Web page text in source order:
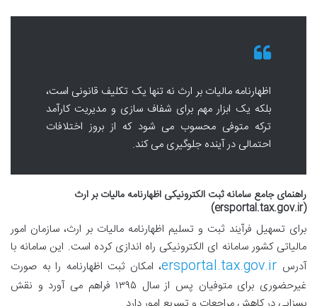
اظهارنامه مالیات بر ارث نه تنها یک تکلیف قانونی است،
بلکه یک ابزار مهم برای شفاف سازی و مدیریت کارآمد
ترکه متوفی محسوب می شود که از بروز اختلافات
احتمالی در آینده جلوگیری می کند.
راهنمای جامع سامانه ثبت الکترونیکی اظهارنامه مالیات بر ارث
(ersportal.tax.gov.ir)
برای تسهیل فرآیند ثبت و تسلیم اظهارنامه مالیات بر ارث، سازمان امور
مالیاتی کشور سامانه ای الکترونیکی راه اندازی کرده است. این سامانه با
آدرس ersportal.tax.gov.ir، امکان ثبت اظهارنامه را به صورت
غیرحضوری برای متوفیان پس از سال ۱۳۹۵ فراهم می آورد و نقش